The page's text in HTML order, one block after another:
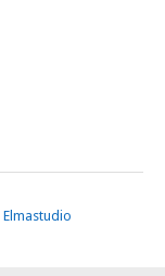
Elmastudio